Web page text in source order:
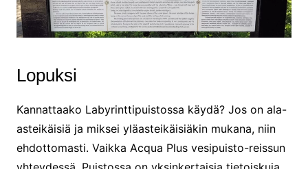
Lopuksi
Kannattaako Labyrinttipuistossa käydä? Jos on ala-
asteikäisiä ja miksei yläasteikäisiäkin mukana, niin
ehdottomasti. Vaikka Acqua Plus vesipuisto-reissun